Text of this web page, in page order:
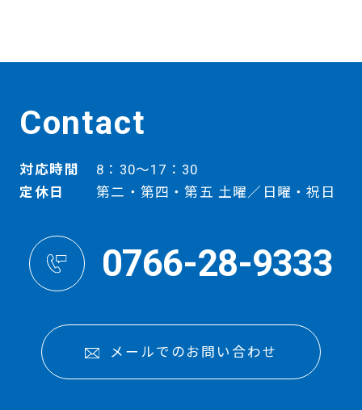
Contact
対応時間
8：30～17：30
定休日
第二・第四・第五 土曜／日曜・祝日
0766-28-9333
メールでのお問い合わせ